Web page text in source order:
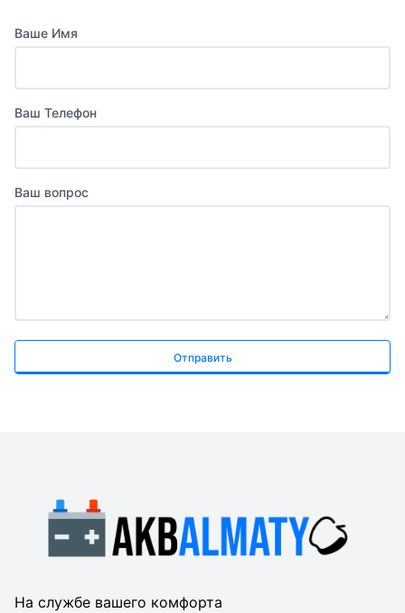
Ваше Имя
Ваш Телефон
Ваш вопрос
Отправить
На службе вашего комфорта